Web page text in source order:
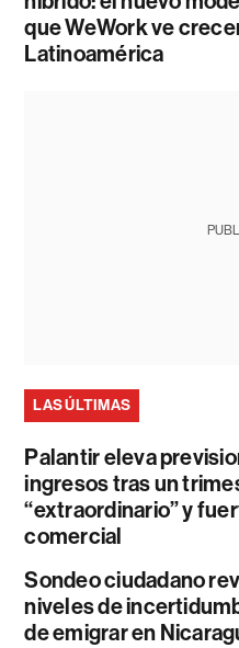
que WeWork ve
Latinoamérica
LAS ÚLTIMAS
Palantir eleva
ingresos tras un
“extraordinario” y
comercial
Sondeo ciudadano
niveles de
de emigrar en